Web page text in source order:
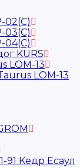
02(С)
03(С)
04(С)
KURS
LOM-13
LOM-13
91 Кедр Есаул